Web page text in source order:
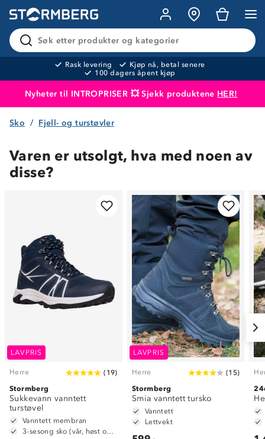
Søk etter produkter og kategorier
Rask levering
Kjøp nå, betal senere
100 dagers åpent kjøp
Nyheter til INTROPRISER 💥 Sjekk produktene HER!
Produktet er lagt i handlekurven
Sko Fjell- og turstøvler
Varen er utsolgt, hva med noen av
disse?
LAVPRIS
Herre ( 19)
Stormberg
Sukkevann vanntett
turstøvel
Vanntett membran
3-sesong sko (vår, høst og vinter)
LAVPRIS
Herre (15)
Stormberg
Smia vanntett tursko
Vanntett
Lettvekt